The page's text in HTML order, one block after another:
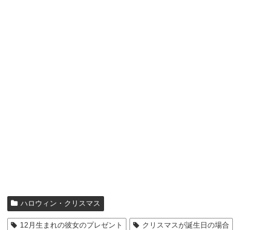
ハロウィン・クリスマス
12月生まれの彼女のプレゼント クリスマスが誕生日の場合